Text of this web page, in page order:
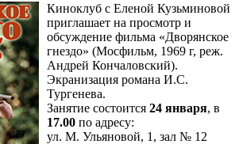
Киноклуб с Еленой Кузьминовой
приглашает на просмотр и
обсуждение фильма «Дворянское
гнездо» (Мосфильм, 1969 г, реж.
Андрей Кончаловский).
Экранизация романа И.С.
Тургенева.
Занятие состоится 24 января, в
17.00 по адресу:
ул. М. Ульяновой, 1, зал № 12